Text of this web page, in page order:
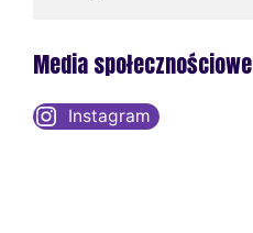
Media społecznościowe
Instagram